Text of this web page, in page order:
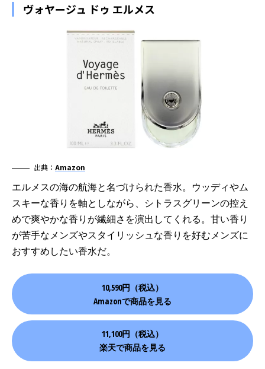
ヴォヤージュ ドゥ エルメス
出典： Amazon
エルメスの海の航海と名づけられた香水。ウッディやム
スキーな香りを軸としながら、シトラスグリーンの控え
めで爽やかな香りが繊細さを演出してくれる。甘い香り
が苦手なメンズやスタイリッシュな香りを好むメンズに
おすすめしたい香水だ。
10,590円（税込）
Amazonで商品を見る
11,100円（税込）
楽天で商品を見る